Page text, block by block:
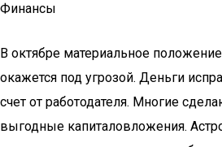
Финансы
В октябре материальное
окажется под угрозой. Деньги
счет от работодателя. Многие
выгодные капиталовложения.